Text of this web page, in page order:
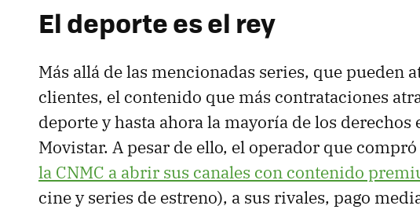
El deporte es el rey
Más allá de las mencionadas series, que pueden
clientes, el contenido que más contrataciones
deporte y hasta ahora la mayoría de los derechos
Movistar. A pesar de ello, el operador que compró
la CNMC a abrir sus canales con contenido
cine y series de estreno), a sus rivales, pago